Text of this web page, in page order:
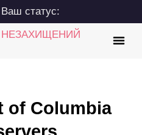
Ваш статус:
НЕЗАХИЩЕНИЙ
of Columbia